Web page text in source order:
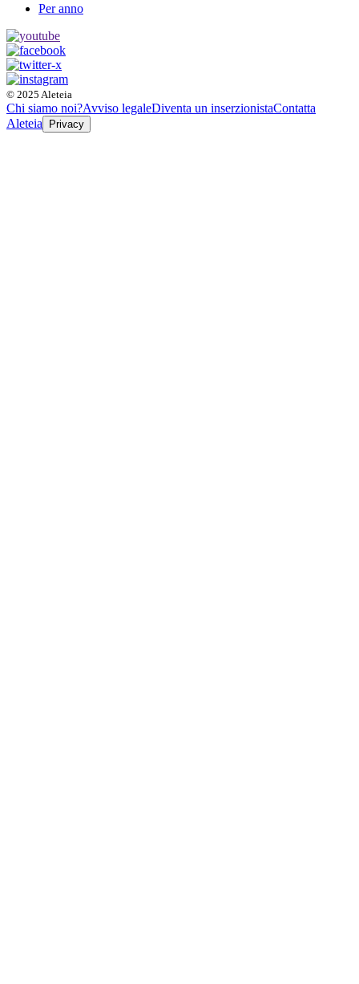
Per anno
© 2025 Aleteia
Chi siamo noi?Avviso legaleDiventa un inserzionistaContatta
Aleteia
Privacy